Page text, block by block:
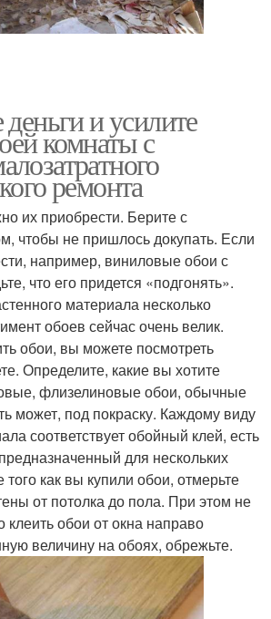
и усилите
комнаты с
ремонта
их приобрести. Берите с
чтобы не пришлось докупать. Если
например, виниловые обои с
что его придется «подгонять».
материала несколько
обоев сейчас очень велик.
обои, вы можете посмотреть
Определите, какие вы хотите
флизелиновые обои, обычные
может, под покраску. Каждому виду
соответствует обойный клей, есть
для нескольких
как вы купили обои, отмерьте
от потолка до пола. При этом не
клеить обои от окна направо
величину на обоях, обрежьте.